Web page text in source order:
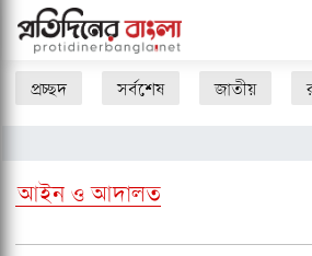
প্রচ্ছদ সর্বশেষ জাতীয়
আইন ও আদালত